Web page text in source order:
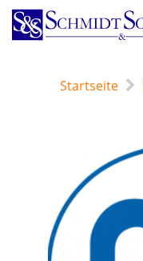
Direkt
zum
Startseite